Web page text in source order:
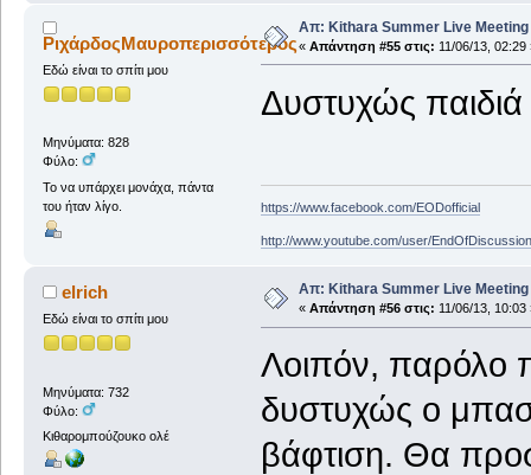
ΡιχάρδοςΜαυροπερισσότερος
Εδώ είναι το σπίτι μου
Μηνύματα: 828
Φύλο:
Το να υπάρχει μονάχα, πάντα
του ήταν λίγο.
Απ: Kithara Summer Live Meeting
« Απάντηση #55 στις: 11/06/13, 02:29
Δυστυχώς παιδιά
https://www.facebook.com/EODofficial
http://www.youtube.com/user/
elrich
Εδώ είναι το σπίτι μου
Μηνύματα: 732
Φύλο:
Κιθαρομπούζουκο ολέ
Απ: Kithara Summer Live Meeting
« Απάντηση #56 στις: 11/06/13, 10:03
Λοιπόν, παρόλο
δυστυχώς ο
βάφτιση. Θα